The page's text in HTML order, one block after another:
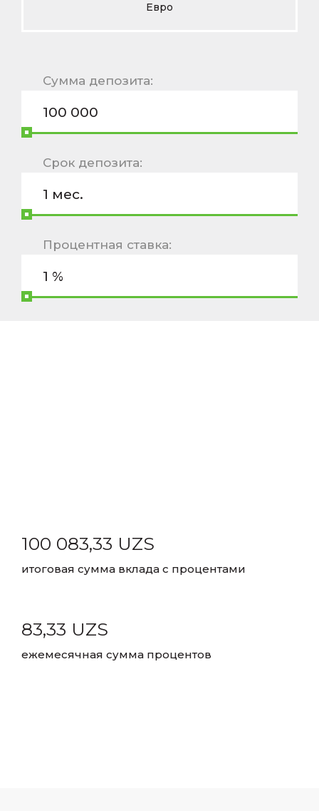
Евро
Cумма депозита:
Срок депозита:
Процентная ставка:
100 083,33 UZS
итоговая сумма вклада с процентами
83,33 UZS
ежемесячная сумма процентов